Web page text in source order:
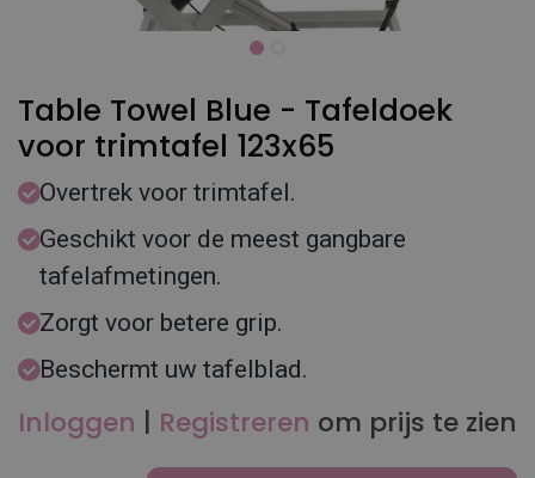
Table Towel Blue - Tafeldoek
voor trimtafel 123x65
Overtrek voor trimtafel.
Geschikt voor de meest gangbare
tafelafmetingen.
Zorgt voor betere grip.
Beschermt uw tafelblad.
Inloggen | Registreren om prijs te zien